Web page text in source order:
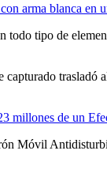
arma blanca en
todo tipo de
trasladó
millones de un
Móvil